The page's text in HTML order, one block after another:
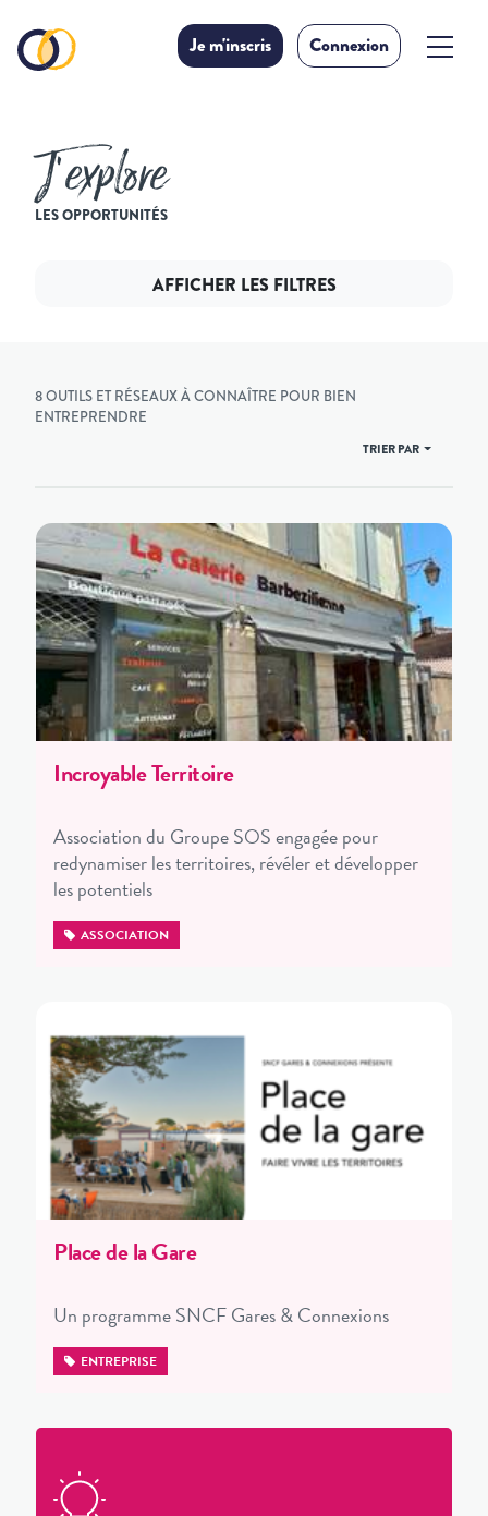
Je m'inscris Connexion
J’explore
LES OPPORTUNITÉS
AFFICHER LES FILTRES
8 OUTILS ET RÉSEAUX À CONNAÎTRE POUR BIEN
ENTREPRENDRE
TRIER PAR
Incroyable Territoire
Association du Groupe SOS engagée pour
redynamiser les territoires, révéler et développer
les potentiels
ASSOCIATION
Place de la Gare
Un programme SNCF Gares & Connexions
ENTREPRISE